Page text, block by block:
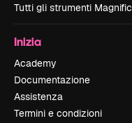
Tutti gli strumenti Magnific
Inizia
Academy
Documentazione
Assistenza
Termini e condizioni